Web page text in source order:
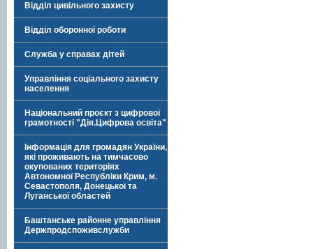
Відділ цивільного захисту
Відділ оборонної роботи
Служба у справах дітей
Управління соціального захисту
населення
Національний проєкт з цифрової
грамотності "Дія.Цифрова освіта"
Інформація для громадян України,
які проживають на тимчасово
окупованих територіях
Автономної Республіки Крим, м.
Севастополя, Донецької та
Луганської областей
Баштанське районне управління
Держпродспоживслужби